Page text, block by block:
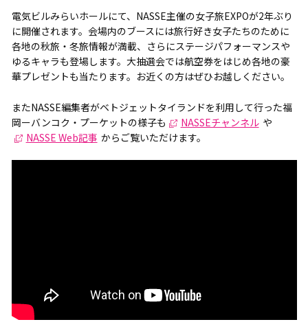
電気ビルみらいホールにて、NASSE主催の女子旅EXPOが2年ぶり
に開催されます。会場内のブースには旅行好き女子たちのために
各地の秋旅・冬旅情報が満載、さらにステージパフォーマンスや
ゆるキャラも登場します。大抽選会では航空券をはじめ各地の豪
華プレゼントも当たります。お近くの方はぜひお越しください。
またNASSE編集者がベトジェットタイランドを利用して行った福
岡ーバンコク・プーケットの様子も
NASSEチャンネル や
NASSE Web記事 からご覧いただけます。